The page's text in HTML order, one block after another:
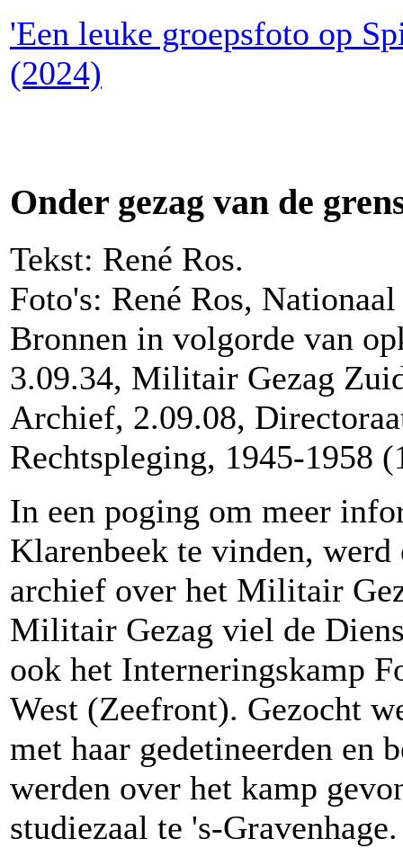
'Een leuke groepsfoto op
(2024)
Onder gezag van de
Tekst: René Ros.
Foto's: René Ros,
Bronnen in volgorde van
3.09.34, Militair Gezag
Archief, 2.09.08,
Rechtspleging, 1945-1958
In een poging om meer
Klarenbeek te vinden, werd
archief over het Militair
Militair Gezag viel de
ook het Interneringskamp
West (Zeefront). Gezocht
met haar gedetineerden en
werden over het kamp
studiezaal te 's-Gravenhage.